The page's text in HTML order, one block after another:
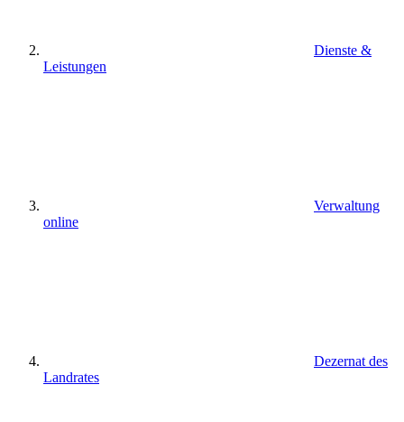
Dienste &
Leistungen
Verwaltung
online
Dezernat des
Landrates